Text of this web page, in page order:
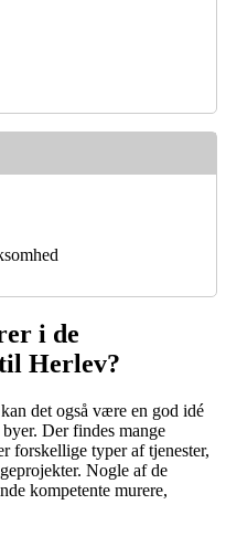
i de
Herlev?
det også være en god idé
Der findes mange
forskellige typer af tjenester,
Nogle af de
kompetente murere,